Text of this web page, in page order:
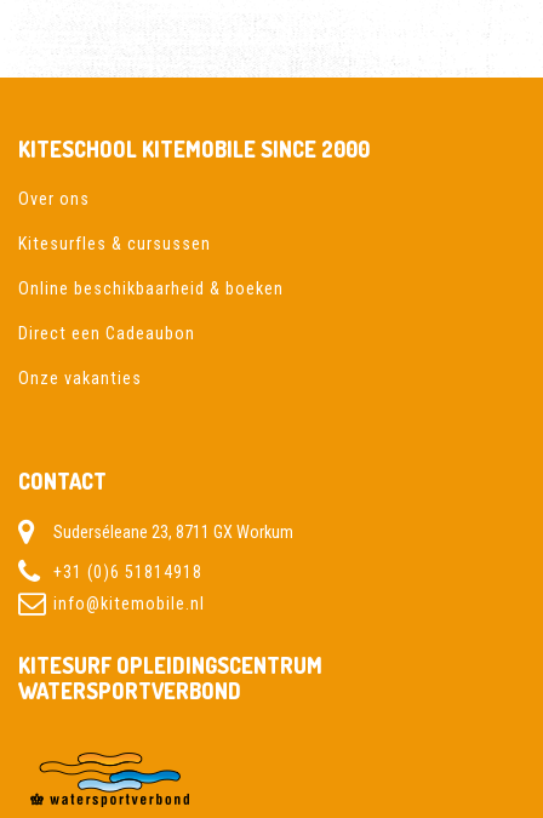
KITESCHOOL KITEMOBILE SINCE 2000
Over ons
Kitesurfles & cursussen
Online beschikbaarheid & boeken
Direct een Cadeaubon
Onze vakanties
CONTACT
Suderséleane 23, 8711 GX Workum
+31 (0)6 51814918
info@kitemobile.nl
KITESURF OPLEIDINGSCENTRUM
WATERSPORTVERBOND